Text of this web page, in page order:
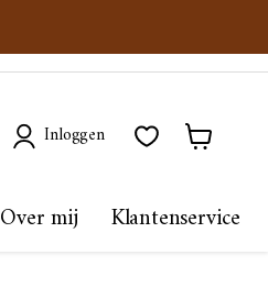
Inloggen
Over mij Klantenservice